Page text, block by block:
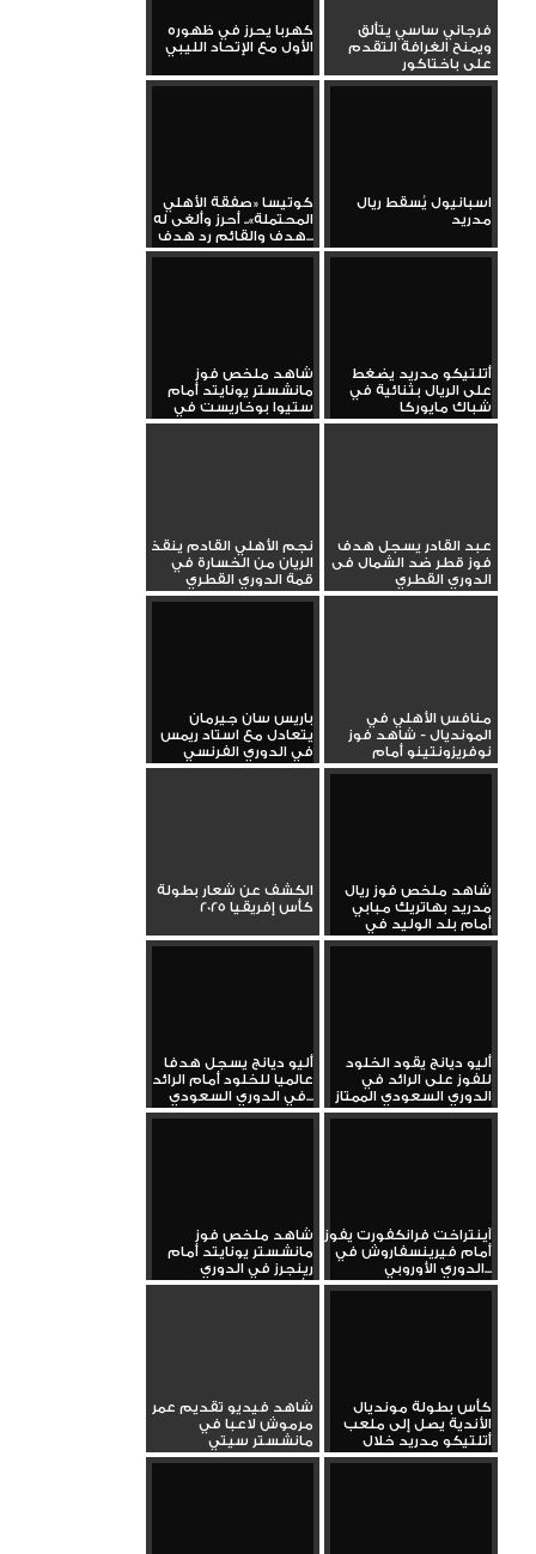
فرجاني ساسي يتألق
ويمنح الغرافة التقدم
على باختاكور
كهربا يحرز في ظهوره
الأول مع الإتحاد الليبي
اسبانيول يُسقط ريال
مدريد
كوتيسا «صفقة الأهلي
المحتملة».. أحرز وألغى له
هدف والقائم رد هدف...
أتلتيكو مدريد يضغط
على الريال بثنائية في
شباك مايوركا
شاهد ملخص فوز
مانشستر يونايتد أمام
ستيوا بوخاريست في
الدوري...
عبد القادر يسجل هدف
فوز قطر ضد الشمال فى
الدوري القطري
نجم الأهلي القادم ينقذ
الريان من الخسارة في
قمة الدوري القطري
منافس الأهلي في
المونديال - شاهد فوز
نوفريزونتينو أمام
بالميراس في...
باريس سان جيرمان
يتعادل مع استاد ريمس
في الدوري الفرنسي
الممتاز
شاهد ملخص فوز ريال
مدريد بهاتريك مبابي
أمام بلد الوليد في
الدوري...
الكشف عن شعار بطولة
كأس إفريقيا 2025
أليو ديانج يقود الخلود
للفوز على الرائد في
الدوري السعودي الممتاز
أليو ديانج يسجل هدفا
عالميا للخلود أمام الرائد
في الدوري السعودي...
آينتراخت فرانكفورت يفوز
أمام فيرينسفاروش في
الدوري الأوروبي...
شاهد ملخص فوز
مانشستر يونايتد أمام
رينجرز في الدوري
الأوروبي
كأس بطولة مونديال
الأندية يصل إلى ملعب
أتلتيكو مدريد خلال
جولته...
شاهد فيديو تقديم عمر
مرموش لاعبا في
مانشستر سيتي